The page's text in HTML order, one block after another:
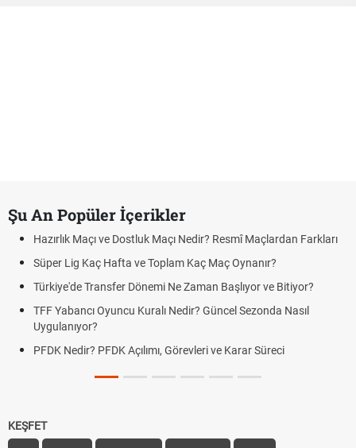
Şu An Popüler İçerikler
Hazırlık Maçı ve Dostluk Maçı Nedir? Resmî Maçlardan Farkları
Süper Lig Kaç Hafta ve Toplam Kaç Maç Oynanır?
Türkiye'de Transfer Dönemi Ne Zaman Başlıyor ve Bitiyor?
TFF Yabancı Oyuncu Kuralı Nedir? Güncel Sezonda Nasıl
Uygulanıyor?
PFDK Nedir? PFDK Açılımı, Görevleri ve Karar Süreci
KEŞFET